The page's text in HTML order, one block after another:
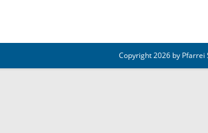
Copyright 2026 by Pfarrei